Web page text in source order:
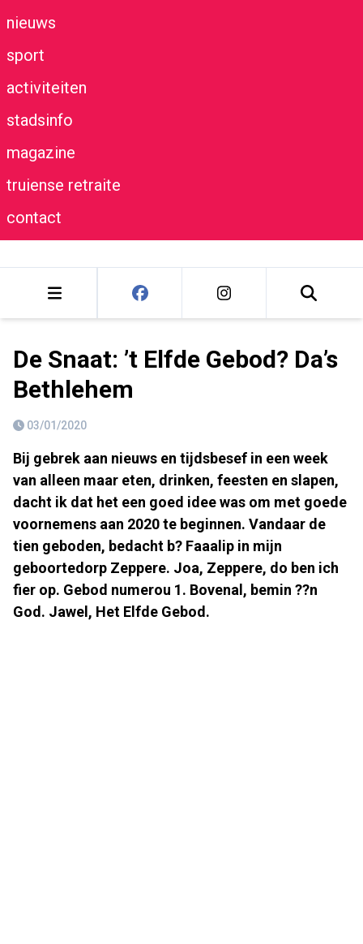
nieuws
sport
activiteiten
stadsinfo
magazine
truiense retraite
contact
De Snaat: ’t Elfde Gebod? Da’s
Bethlehem
03/01/2020
Bij gebrek aan nieuws en tijdsbesef in een week
van alleen maar eten, drinken, feesten en slapen,
dacht ik dat het een goed idee was om met goede
voornemens aan 2020 te beginnen. Vandaar de
tien geboden, bedacht b? Faaalip in mijn
geboortedorp Zeppere. Joa, Zeppere, do ben ich
fier op. Gebod numerou 1. Bovenal, bemin ??n
God. Jawel, Het Elfde Gebod.